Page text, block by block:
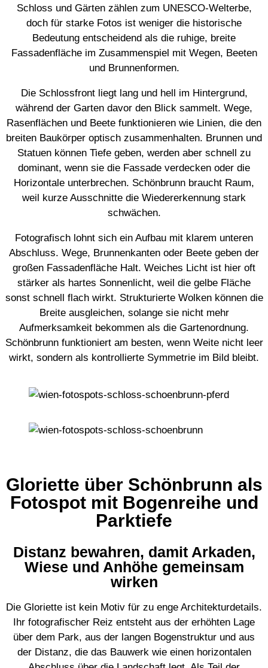
Schloss und Gärten zählen zum UNESCO-Welterbe,
doch für starke Fotos ist weniger die historische
Bedeutung entscheidend als die ruhige, breite
Fassadenfläche im Zusammenspiel mit Wegen, Beeten
und Brunnenformen.
Die Schlossfront liegt lang und hell im Hintergrund,
während der Garten davor den Blick sammelt. Wege,
Rasenflächen und Beete funktionieren wie Linien, die den
breiten Baukörper optisch zusammenhalten. Brunnen und
Statuen können Tiefe geben, werden aber schnell zu
dominant, wenn sie die Fassade verdecken oder die
Horizontale unterbrechen. Schönbrunn braucht Raum,
weil kurze Ausschnitte die Wiedererkennung stark
schwächen.
Fotografisch lohnt sich ein Aufbau mit klarem unteren
Abschluss. Wege, Brunnenkanten oder Beete geben der
großen Fassadenfläche Halt. Weiches Licht ist hier oft
stärker als hartes Sonnenlicht, weil die gelbe Fläche
sonst schnell flach wirkt. Strukturierte Wolken können die
Breite ausgleichen, solange sie nicht mehr
Aufmerksamkeit bekommen als die Gartenordnung.
Schönbrunn funktioniert am besten, wenn Weite nicht leer
wirkt, sondern als kontrollierte Symmetrie im Bild bleibt.
Gloriette über Schönbrunn als
Fotospot mit Bogenreihe und
Parktiefe
Distanz bewahren, damit Arkaden,
Wiese und Anhöhe gemeinsam
wirken
Die Gloriette ist kein Motiv für zu enge Architekturdetails.
Ihr fotografischer Reiz entsteht aus der erhöhten Lage
über dem Park, aus der langen Bogenstruktur und aus
der Distanz, die das Bauwerk wie einen horizontalen